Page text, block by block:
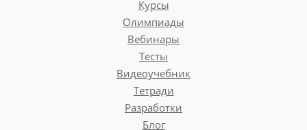
Курсы
Олимпиады
Вебинары
Тесты
Видеоучебник
Тетради
Разработки
Блог